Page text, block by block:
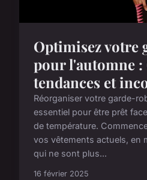
Optimisez votre
pour l'automne :
tendances et
Réorganiser votre garde-
essentiel pour être prêt
de température.
vos vêtements actuels, en
qui ne sont plus...
16 février 2025